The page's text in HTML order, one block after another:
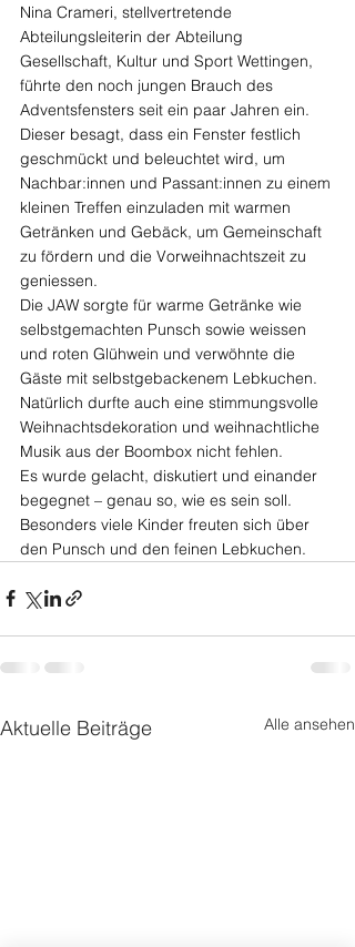
Nina Crameri, stellvertretende
Abteilungsleiterin der Abteilung
Gesellschaft, Kultur und Sport Wettingen,
führte den noch jungen Brauch des
Adventsfensters seit ein paar Jahren ein.
Dieser besagt, dass ein Fenster festlich
geschmückt und beleuchtet wird, um
Nachbar:innen und Passant:innen zu einem
kleinen Treffen einzuladen mit warmen
Getränken und Gebäck, um Gemeinschaft
zu fördern und die Vorweihnachtszeit zu
geniessen.
Die JAW sorgte für warme Getränke wie
selbstgemachten Punsch sowie weissen
und roten Glühwein und verwöhnte die
Gäste mit selbstgebackenem Lebkuchen.
Natürlich durfte auch eine stimmungsvolle
Weihnachtsdekoration und weihnachtliche
Musik aus der Boombox nicht fehlen.
Es wurde gelacht, diskutiert und einander
begegnet – genau so, wie es sein soll.
Besonders viele Kinder freuten sich über
den Punsch und den feinen Lebkuchen.
Aktuelle Beiträge Alle ansehen